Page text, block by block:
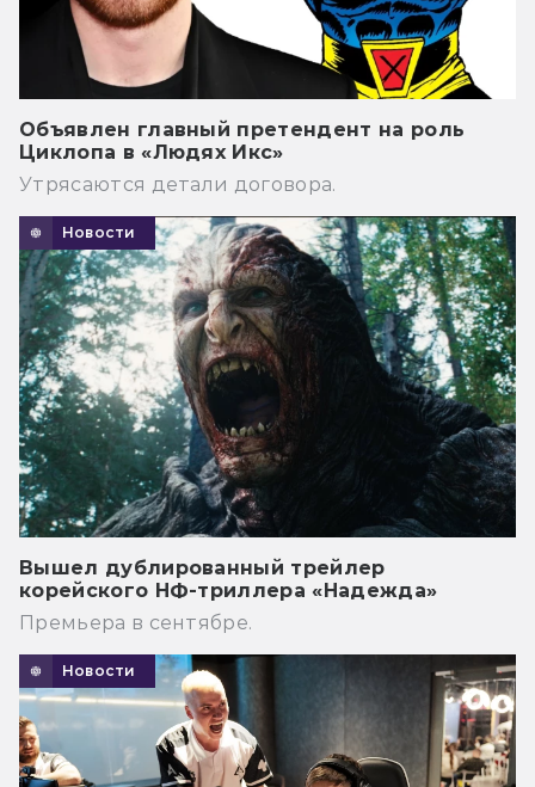
Объявлен главный претендент на роль
Циклопа в «Людях Икс»
Утрясаются детали договора.
Новости
Вышел дублированный трейлер
корейского НФ-триллера «Надежда»
Премьера в сентябре.
Новости